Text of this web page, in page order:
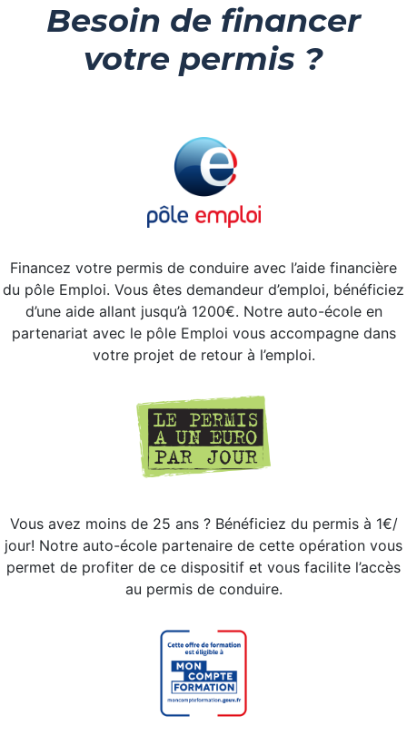
Besoin de financer
votre permis ?
Financez votre permis de conduire avec l’aide financière
du pôle Emploi. Vous êtes demandeur d’emploi, bénéficiez
d’une aide allant jusqu’à 1200€. Notre auto-école en
partenariat avec le pôle Emploi vous accompagne dans
votre projet de retour à l’emploi.
Vous avez moins de 25 ans ? Bénéficiez du permis à 1€/
jour! Notre auto-école partenaire de cette opération vous
permet de profiter de ce dispositif et vous facilite l’accès
au permis de conduire.